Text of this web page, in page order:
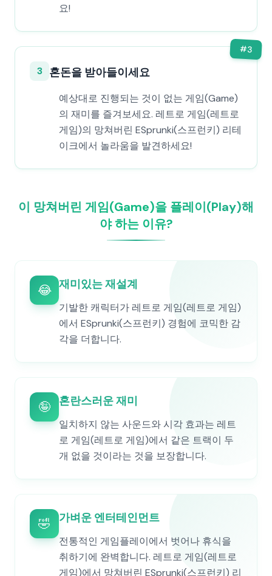
요!
#3
3 혼돈을 받아들이세요
예상대로 진행되는 것이 없는 게임(Game)
의 재미를 즐겨보세요. 레트로 게임(레트로
게임)의 망쳐버린 ESprunki(스프런키) 리테
이크에서 놀라움을 발견하세요!
이 망쳐버린 게임(Game)을 플레이(Play)해
야 하는 이유?
😂 재미있는 재설계
기발한 캐릭터가 레트로 게임(레트로 게임)
에서 ESprunki(스프런키) 경험에 코믹한 감
각을 더합니다.
🤪 혼란스러운 재미
일치하지 않는 사운드와 시각 효과는 레트
로 게임(레트로 게임)에서 같은 트랙이 두
개 없을 것이라는 것을 보장합니다.
🤣 가벼운 엔터테인먼트
전통적인 게임플레이에서 벗어나 휴식을
취하기에 완벽합니다. 레트로 게임(레트로
게임)에서 망쳐버린 ESprunki(스프런키) 리